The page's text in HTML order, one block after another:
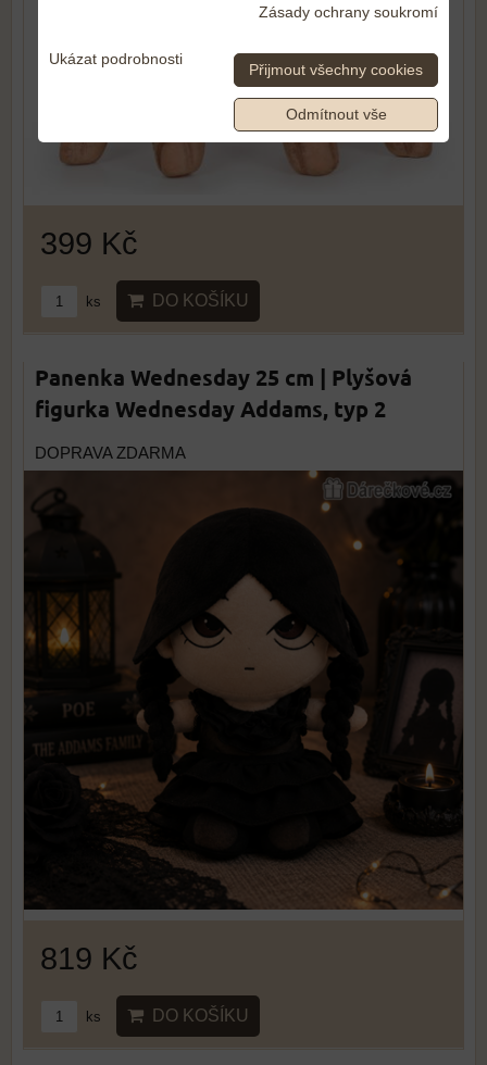
399 Kč
ks DO KOŠÍKU
Panenka Wednesday 25 cm | Plyšová
figurka Wednesday Addams, typ 2
DOPRAVA ZDARMA
819 Kč
ks DO KOŠÍKU
Zásady ochrany soukromí
Ukázat podrobnosti
Přijmout všechny cookies
Odmítnout vše